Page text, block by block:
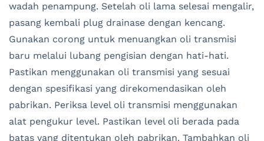
wadah penampung. Setelah oli lama selesai mengalir,
pasang kembali plug drainase dengan kencang.
Gunakan corong untuk menuangkan oli transmisi
baru melalui lubang pengisian dengan hati-hati.
Pastikan menggunakan oli transmisi yang sesuai
dengan spesifikasi yang direkomendasikan oleh
pabrikan. Periksa level oli transmisi menggunakan
alat pengukur level. Pastikan level oli berada pada
batas yang ditentukan oleh pabrikan. Tambahkan oli